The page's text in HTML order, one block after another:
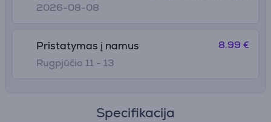
2026-08-08
Pristatymas į namus
Rugpjūčio 11 - 13
8.99 €
Specifikacija